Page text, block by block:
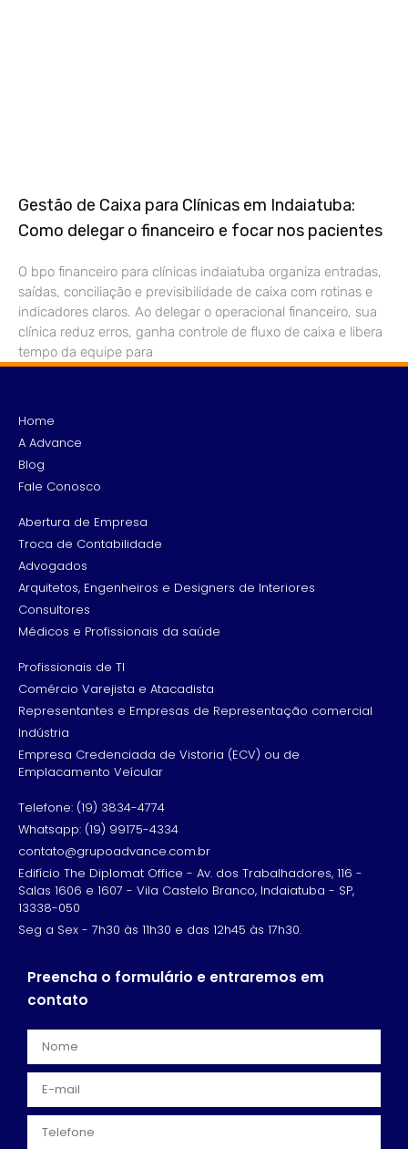
Gestão de Caixa para Clínicas em Indaiatuba:
Como delegar o financeiro e focar nos pacientes
O bpo financeiro para clínicas indaiatuba organiza entradas,
saídas, conciliação e previsibilidade de caixa com rotinas e
indicadores claros. Ao delegar o operacional financeiro, sua
clínica reduz erros, ganha controle de fluxo de caixa e libera
tempo da equipe para
Home
A Advance
Blog
Fale Conosco
Abertura de Empresa
Troca de Contabilidade
Advogados
Arquitetos, Engenheiros e Designers de Interiores
Consultores
Médicos e Profissionais da saúde
Profissionais de TI
Comércio Varejista e Atacadista
Representantes e Empresas de Representação comercial
Indústria
Empresa Credenciada de Vistoria (ECV) ou de
Emplacamento Veícular
Telefone: (19) 3834-4774
Whatsapp: (19) 99175-4334
contato@grupoadvance.com.br
Edifício The Diplomat Office - Av. dos Trabalhadores, 116 -
Salas 1606 e 1607 - Vila Castelo Branco, Indaiatuba - SP,
13338-050
Seg a Sex - 7h30 às 11h30 e das 12h45 às 17h30.
Preencha o formulário e entraremos em
contato